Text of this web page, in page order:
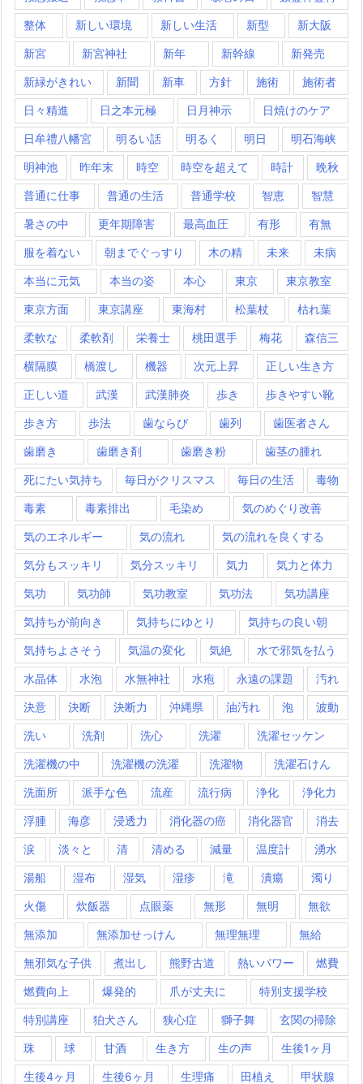
整体 新しい環境 新しい生活 新型 新大阪
新宮 新宮神社 新年 新幹線 新発売
新緑がきれい 新聞 新車 方針 施術 施術者
日々精進 日之本元極 日月神示 日焼けのケア
日牟禮八幡宮 明るい話 明るく 明日 明石海峡
明神池 昨年末 時空 時空を超えて 時計 晩秋
普通に仕事 普通の生活 普通学校 智恵 智慧
暑さの中 更年期障害 最高血圧 有形 有無
服を着ない 朝までぐっすり 木の精 未来 未病
本当に元気 本当の姿 本心 東京 東京教室
東京方面 東京講座 東海村 松葉杖 枯れ葉
柔軟な 柔軟剤 栄養士 桃田選手 梅花 森信三
横隔膜 橋渡し 機器 次元上昇 正しい生き方
正しい道 武漢 武漢肺炎 歩き 歩きやすい靴
歩き方 歩法 歯ならび 歯列 歯医者さん
歯磨き 歯磨き剤 歯磨き粉 歯茎の腫れ
死にたい気持ち 毎日がクリスマス 毎日の生活 毒物
毒素 毒素排出 毛染め 気のめぐり改善
気のエネルギー 気の流れ 気の流れを良くする
気分もスッキリ 気分スッキリ 気力 気力と体力
気功 気功師 気功教室 気功法 気功講座
気持ちが前向き 気持ちにゆとり 気持ちの良い朝
気持ちよさそう 気温の変化 気絶 水で邪気を払う
水晶体 水泡 水無神社 水疱 永遠の課題 汚れ
決意 決断 決断力 沖縄県 油汚れ 泡 波動
洗い 洗剤 洗心 洗濯 洗濯セッケン
洗濯機の中 洗濯機の洗濯 洗濯物 洗濯石けん
洗面所 派手な色 流産 流行病 浄化 浄化力
浮腫 海彦 浸透力 消化器の癌 消化器官 消去
涙 淡々と 清 清める 減量 温度計 湧水
湯船 湿布 湿気 湿疹 滝 潰瘍 濁り
火傷 炊飯器 点眼薬 無形 無明 無欲
無添加 無添加せっけん 無理無理 無給
無邪気な子供 煮出し 熊野古道 熱いパワー 燃費
燃費向上 爆発的 爪が丈夫に 特別支援学校
特別講座 狛犬さん 狭心症 獅子舞 玄関の掃除
珠 球 甘酒 生き方 生の声 生後1ヶ月
生後4ヶ月 生後6ヶ月 生理痛 田植え 甲状腺